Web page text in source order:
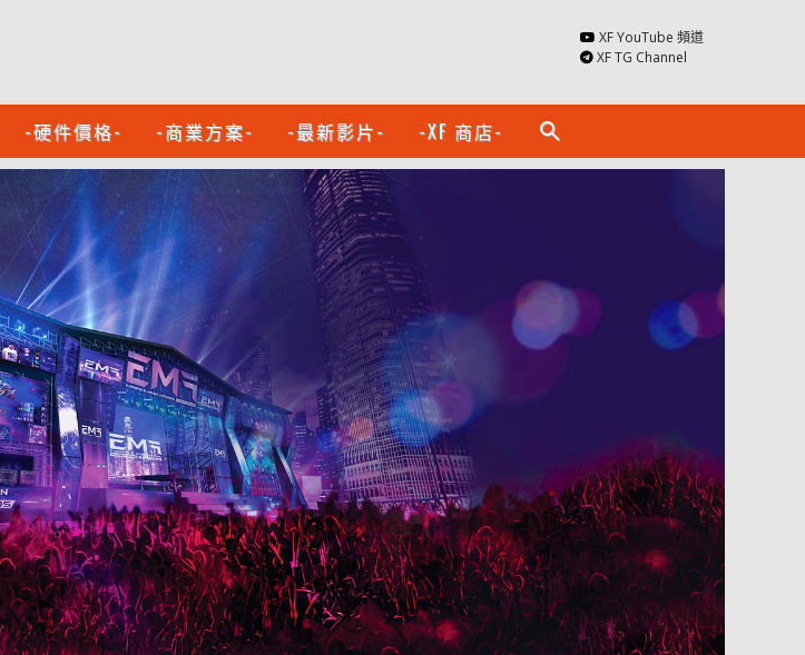
XF YouTube 頻道
XF TG Channel
-硬件價格- -商業方案- -最新影片- -XF 商店- search